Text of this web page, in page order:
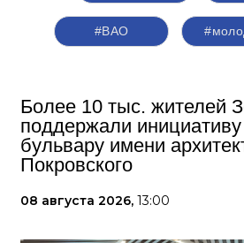
#ВАО
Более 10 тыс. жителей
поддержали
бульвару имени
Покровского
08 августа 2026, 13:00